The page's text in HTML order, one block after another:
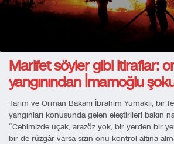
Marifet söyler gibi itiraflar:
yangınından İmamoğlu
Tarım ve Orman Bakanı İbrahim Yumaklı, bir
yangınları konusunda gelen eleştirileri bakın
“Cebimizde uçak, arazöz yok, bir yerden bir
bir de rüzgâr varsa sizin onu kontrol altına